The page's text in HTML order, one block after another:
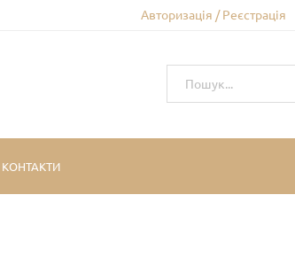
Авторизація / Реєстрація
КОНТАКТИ